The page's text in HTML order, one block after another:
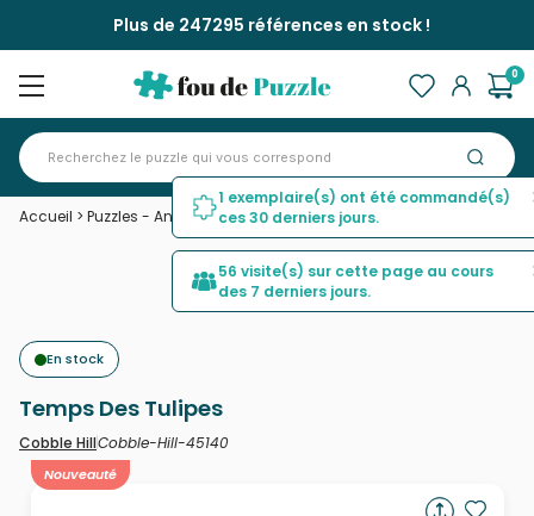
Plus de 247295 références en stock !
0
Accueil > Puzzles - Animaux de la ferme>Temps Des Tulipes
En stock
Temps Des Tulipes
Cobble HillCobble-Hill-45140
Nouveauté
1 exemplaire(s) ont été commandé(s)
ces 30 derniers jours.
56 visite(s) sur cette page au cours
des 7 derniers jours.